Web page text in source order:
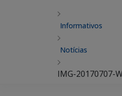
Informativos
Notícias
IMG-20170707-